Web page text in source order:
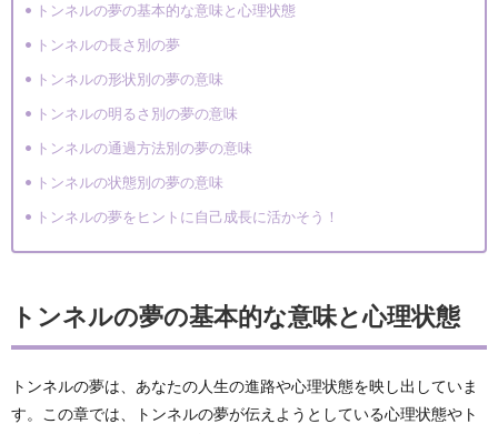
トンネルの夢の基本的な意味と心理状態
トンネルの長さ別の夢
トンネルの形状別の夢の意味
トンネルの明るさ別の夢の意味
トンネルの通過方法別の夢の意味
トンネルの状態別の夢の意味
トンネルの夢をヒントに自己成長に活かそう！
トンネルの夢の基本的な意味と心理状態
トンネルの夢は、あなたの人生の進路や心理状態を映し出していま
す。この章では、トンネルの夢が伝えようとしている心理状態やト